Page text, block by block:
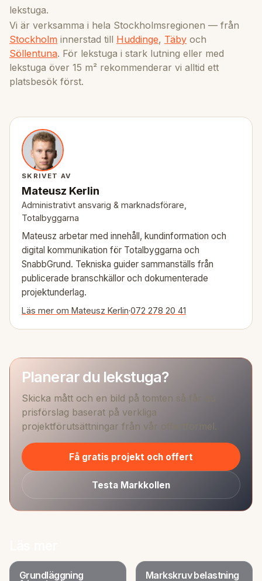
lekstuga.
Vi är verksamma i hela Stockholmsregionen — från
Stockholm innerstad till Huddinge, Täby och
Söllentuna. För lekstuga i stark lutning eller med
lekstuga över 15 m² rekommenderar vi alltid ett
platsbesök först.
SKRIVET AV
Mateusz Kerlin
Administrativt ansvarig & marknadsförare,
Totalbyggarna
Mateusz arbetar med innehåll, kundinformation och
digital kommunikation för Totalbyggarna och
SnabbGrund. Tekniska guider sammanställs från
publicerade branschkällor och dokumenterade
projektunderlag.
Läs mer om Mateusz Kerlin·072 278 20 41
Planerar du lekstuga?
Skicka mått och en bild på tomten så får du
prisförslag baserat på verkliga
projektförutsättningar från vår offertformel.
Få gratis projekt och offert
Testa Markkollen
Grundläggning Markskruv belastning